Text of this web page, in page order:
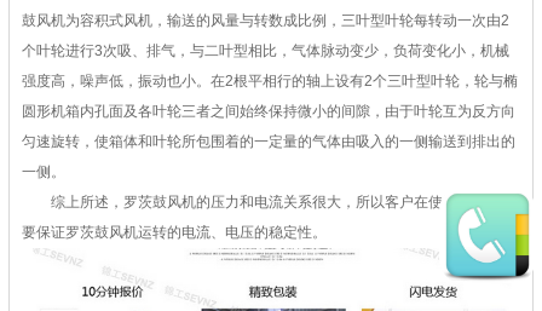
鼓风机为容积式风机，输送的风量与转数成比例，三叶型叶轮每转动一次由2
个叶轮进行3次吸、排气，与二叶型相比，气体脉动变少，负荷变化小，机械
强度高，噪声低，振动也小。在2根平相行的轴上设有2个三叶型叶轮，轮与椭
圆形机箱内孔面及各叶轮三者之间始终保持微小的间隙，由于叶轮互为反方向
匀速旋转，使箱体和叶轮所包围着的一定量的气体由吸入的一侧输送到排出的
一侧。
综上所述，罗茨鼓风机的压力和电流关系很大，所以客户在使用的过程中
要保证罗茨鼓风机运转的电流、电压的稳定性。